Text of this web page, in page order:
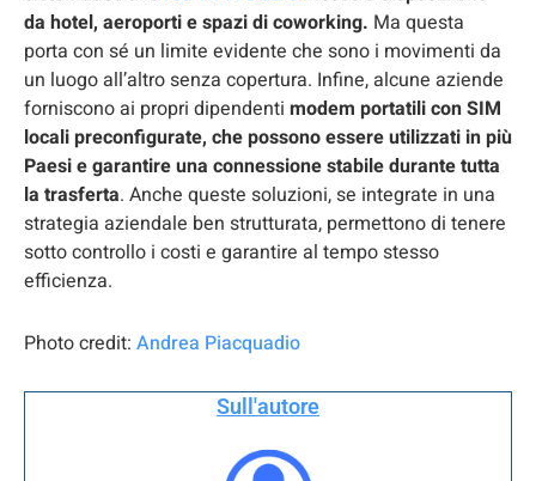
da hotel, aeroporti e spazi di coworking. Ma questa
porta con sé un limite evidente che sono i movimenti da
un luogo all’altro senza copertura. Infine, alcune aziende
forniscono ai propri dipendenti modem portatili con SIM
locali preconfigurate, che possono essere utilizzati in più
Paesi e garantire una connessione stabile durante tutta
la trasferta. Anche queste soluzioni, se integrate in una
strategia aziendale ben strutturata, permettono di tenere
sotto controllo i costi e garantire al tempo stesso
efficienza.
Photo credit: Andrea Piacquadio
Sull'autore